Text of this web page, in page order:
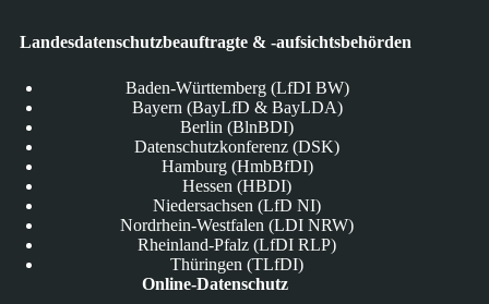
Landesdatenschutzbeauftragte & -aufsichtsbehörden
Baden-Württemberg (LfDI BW)
Bayern (BayLfD & BayLDA)
Berlin (BlnBDI)
Datenschutzkonferenz (DSK)
Hamburg (HmbBfDI)
Hessen (HBDI)
Niedersachsen (LfD NI)
Nordrhein-Westfalen (LDI NRW)
Rheinland-Pfalz (LfDI RLP)
Thüringen (TLfDI)
Online-Datenschutz